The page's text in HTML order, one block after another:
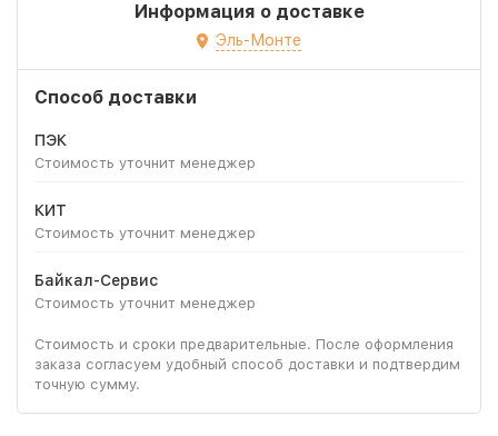
Информация о доставке
Эль-Монте
Способ доставки
ПЭК
Стоимость уточнит менеджер
КИТ
Стоимость уточнит менеджер
Байкал-Сервис
Стоимость уточнит менеджер
Стоимость и сроки предварительные. После оформления
заказа согласуем удобный способ доставки и подтвердим
точную сумму.